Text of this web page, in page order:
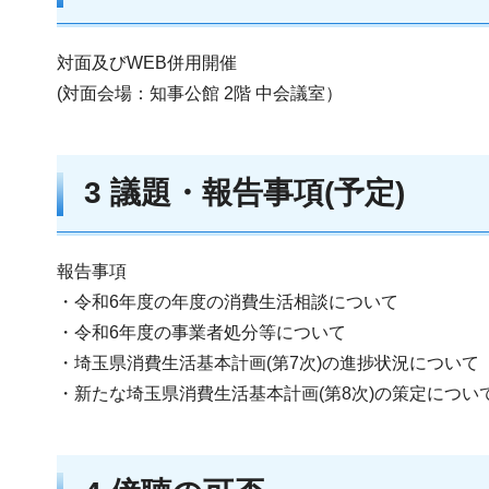
対面及びWEB併用開催
(対面会場：知事公館 2階 中会議室）
3 議題・報告事項(予定)
報告事項
・令和6年度の年度の消費生活相談について
・令和6年度の事業者処分等について
・埼玉県消費生活基本計画(第7次)の進捗状況について
・新たな埼玉県消費生活基本計画(第8次)の策定につい